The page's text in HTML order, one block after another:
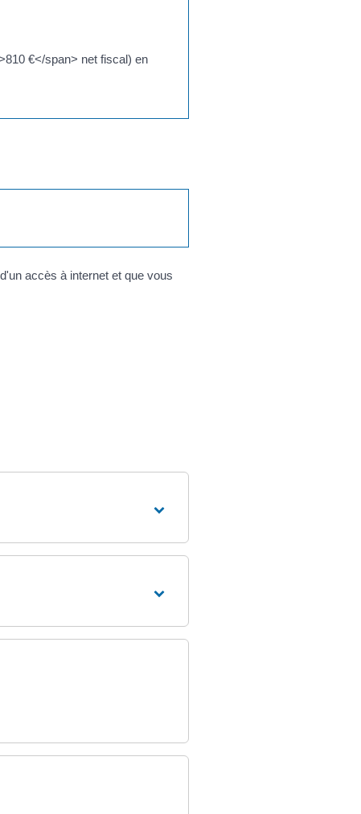
€</span> net fiscal) en
accès à internet et que vous